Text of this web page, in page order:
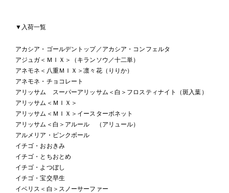
▼入荷一覧
アカシア・ゴールデントップ／アカシア・コンフェルタ
アジュガ＜ＭＩＸ＞（キランソウ／十二単）
アネモネ＜八重ＭＩＸ＞凛々花（りりか）
アネモネ・チョコレート
アリッサム スーパーアリッサム＜白＞フロスティナイト（斑入葉）
アリッサム＜ＭＩＸ＞
アリッサム＜ＭＩＸ＞イースターボネット
アリッサム＜白＞アルール （アリュール）
アルメリア・ピンクボール
イチゴ・おおきみ
イチゴ・とちおとめ
イチゴ・よつぼし
イチゴ・宝交早生
イベリス＜白＞スノーサーファー